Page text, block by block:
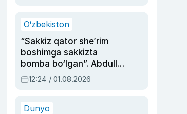
O‘zbekiston
“Sakkiz qator she’rim
boshimga sakkizta
bomba bo‘lgan”. Abdulla
Oripovni siyosiy
ayblovlardan asrab
12:24 / 01.08.2026
Dunyo